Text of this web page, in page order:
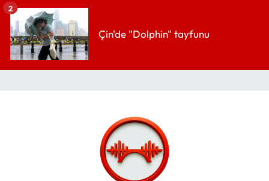
Çin'de "Dolphin" tayfunu
2